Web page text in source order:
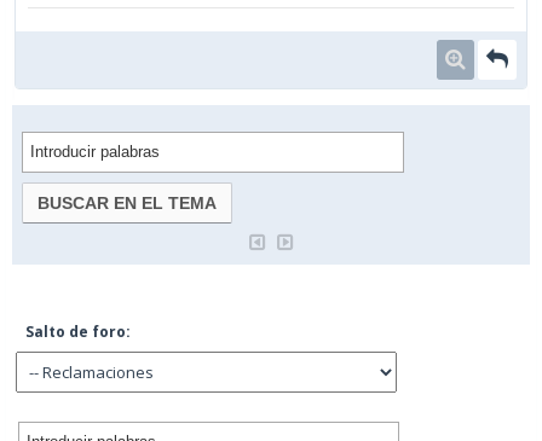
Salto de foro: